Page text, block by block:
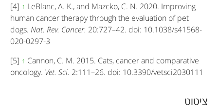
[4] ↑ LeBlanc, A. K., and Mazcko, C. N. 2020. Improving
human cancer therapy through the evaluation of pet
dogs.Nat. Rev. Cancer. 20:727–42. doi: 10.1038/s41568-
020-0297-3
[5] ↑ Cannon, C. M. 2015. Cats, cancer and comparative
oncology.Vet. Sci. 2:111–26. doi: 10.3390/vetsci2030111
A
ציטוט